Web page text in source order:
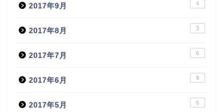
2017年9月 4
2017年8月 3
2017年7月 6
2017年6月 9
2017年5月 6